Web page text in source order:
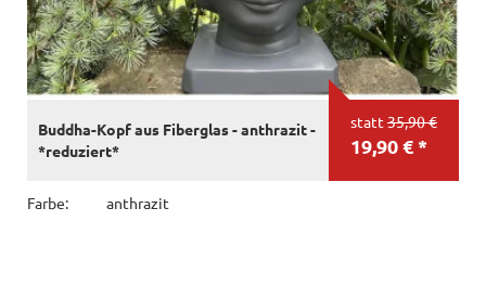
statt 35,90 €
19,90 € *
Buddha-Kopf aus Fiberglas - anthrazit -
*reduziert*
Farbe: anthrazit